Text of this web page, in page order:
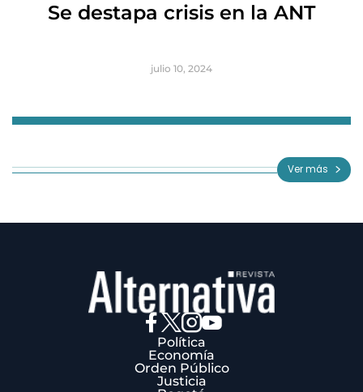
Se destapa crisis en la ANT
julio 10, 2024
3
Ver más
Política
Economía
Orden Público
Justicia